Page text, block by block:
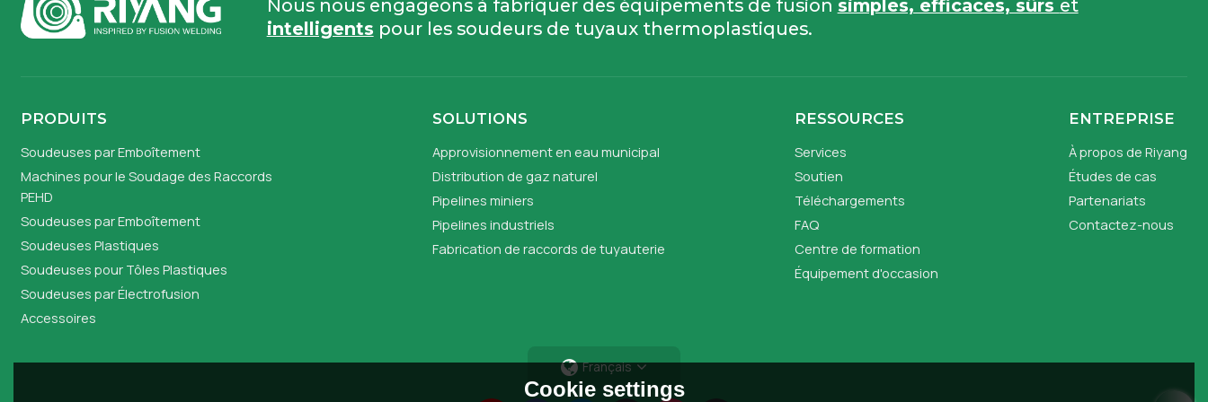
Nous nous engageons à fabriquer des équipements de fusion simples, efficaces, sûrs et
intelligents pour les soudeurs de tuyaux thermoplastiques.
PRODUITS
Soudeuses par Emboîtement
Machines pour le Soudage des Raccords
PEHD
Soudeuses par Emboîtement
Soudeuses Plastiques
Soudeuses pour Tôles Plastiques
Soudeuses par Électrofusion
Accessoires
SOLUTIONS
Approvisionnement en eau municipal
Distribution de gaz naturel
Pipelines miniers
Pipelines industriels
Fabrication de raccords de tuyauterie
RESSOURCES
Services
Soutien
Téléchargements
FAQ
Centre de formation
Équipement d'occasion
ENTREPRISE
À propos de Riyang
Études de cas
Partenariats
Contactez-nous
Français
Cookie settings